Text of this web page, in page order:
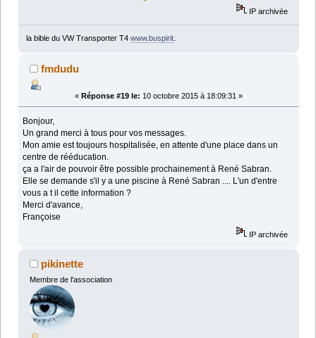
IP archivée
la bible du VW Transporter T4 www.buspirit.
fmdudu
« Réponse #19 le: 10 octobre 2015 à 18:09:31 »
Bonjour,
Un grand merci à tous pour vos messages.
Mon amie est toujours hospitalisée, en attente d'une place dans un
centre de rééducation.
ça a l'air de pouvoir être possible prochainement à René Sabran.
Elle se demande s'il y a une piscine à René Sabran .... L'un d'entre
vous a t il cette information ?
Merci d'avance,
Françoise
IP archivée
pikinette
Membre de l'association